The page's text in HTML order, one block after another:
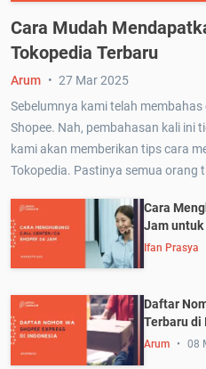
Cara Mudah
Tokopedia Terbaru
Sebelumnya kami telah
Shopee. Nah, pembahasan kali ini
kami akan memberikan tips cara
Tokopedia. Pastinya semua orang
Arum 27 Mar 2025
Cara
Jam untuk
Ifan Prasya
Daftar
Terbaru di
Arum 08